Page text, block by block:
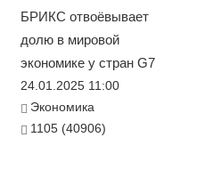
БРИКС отвоёвывает
долю в мировой
экономике у стран G7
24.01.2025 11:00
Экономика
1105 (40906)